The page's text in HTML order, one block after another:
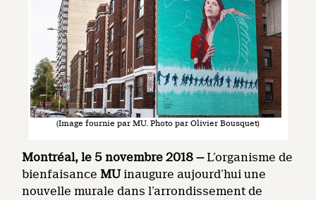
(Image fournie par MU. Photo par Olivier Bousquet)
Montréal, le 5 novembre 2018 —L’organisme de
bienfaisance MU inaugure aujourd’hui une
nouvelle murale dans l’arrondissement de